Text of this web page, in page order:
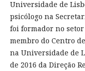
Universidade de
psicólogo na
foi formador no
membro do Centro
na Universidade de
de 2016 da Direção